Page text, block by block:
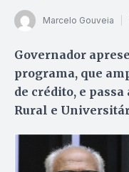
Marcelo Gouveia
Governador
programa, que
de crédito, e
Rural e